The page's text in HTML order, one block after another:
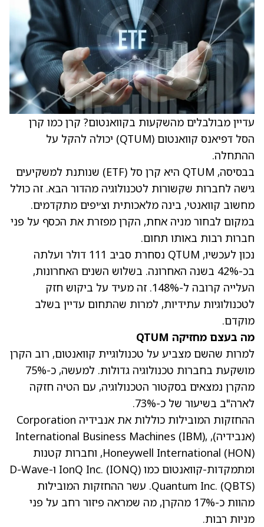
עדיין מבולבלים מהשקעות בקוואנטום? קרן כמו קרן
הסל דפיאנס קוואנטום (QTUM) יכולה להקל על
ההתחלה.
בבסיסה, QTUM היא קרן סל (ETF) שנותנת למשקיעים
גישה לחברות שקשורות לטכנולוגיה מהדור הבא. זה כולל
מחשוב קוואנטי, בינה מלאכותית וצ׳יפים מתקדמים.
במקום לבחור מניה אחת, הקרן מפזרת את הכסף על פני
חברות רבות באותו תחום.
נכון לעכשיו, QTUM נסחרת סביב 111 דולר ועלתה
בכ-42% בשנה האחרונה. בשלוש השנים האחרונות,
העלייה קרובה ל-148%. זה מעיד על ביקוש חזק
לטכנולוגיות עתידיות, למרות שהתחום עדיין בשלב
מוקדם.
מה בעצם מחזיקה QTUM
למרות שהשם מצביע על טכנולוגיית קוואנטום, רוב הקרן
מושקעת בחברות טכנולוגיה גדולות. למעשה, כ-75%
מהקרן נמצאים בסקטור הטכנולוגיה, עם הטיה חזקה
לארה"ב בשיעור של כ-73%.
ההחזקות המובילות כוללות את אנבידיה Corporation
(אנבידיה), International Business Machines
(IBM),
Honeywell International (HON)
, וחברות קטנות
ומתמקדות-קוואנטום כמו IonQ Inc. (IONQ)
ו-D-Wave
Quantum Inc. (QBTS)
. עשר ההחזקות המובילות
מהוות כ-17% מהקרן, מה שמראה פיזור רחב על פני
מניות רבות.